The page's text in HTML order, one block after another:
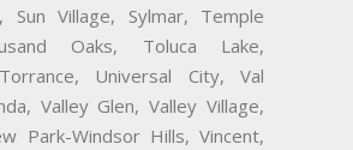
Sun Village, Sylmar, Temple
Oaks, Toluca Lake,
Universal City, Val
Valley Glen, Valley Village,
Park-Windsor Hills, Vincent,